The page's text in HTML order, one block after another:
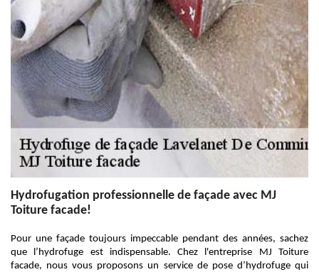
Hydrofugation professionnelle de façade avec MJ
Toiture facade!
Pour une façade toujours impeccable pendant des années, sachez
que l’hydrofuge est indispensable. Chez l'entreprise MJ Toiture
facade, nous vous proposons un service de pose d’hydrofuge qui